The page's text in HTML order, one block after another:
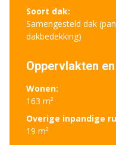
Soort dak:
Samengesteld dak
dakbedekking)
Oppervlakten
Wonen:
163 m²
Overige inpandige
19 m²